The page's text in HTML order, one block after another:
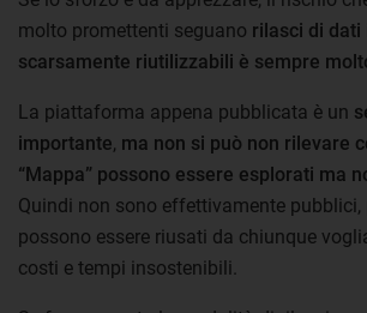
molto promettenti seguano rilasci di dati
scarsamente riutilizzabili è sempre
La piattaforma appena pubblicata è un
importante, ma non si può non rilevare
“Mappa” possono essere esplorati ma
Quindi non sono effettivamente pubblici,
possono essere riusati da chiunque
costi e tempi insostenibili.